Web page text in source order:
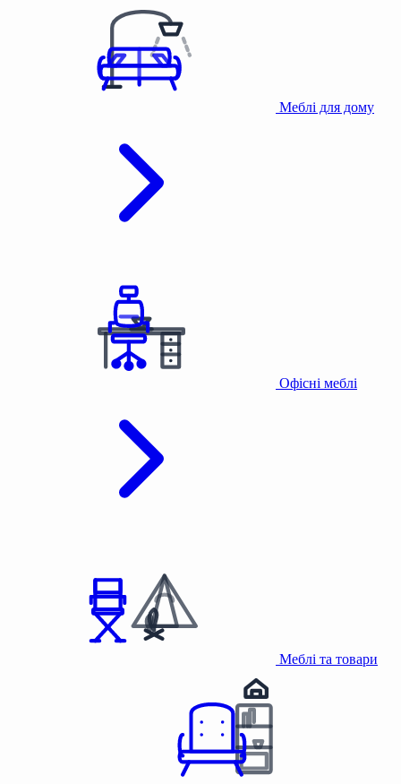
Меблі для дому
Офісні меблі
Меблі та товари